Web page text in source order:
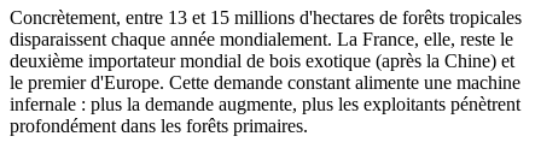
Concrètement, entre 13 et 15 millions d'hectares de forêts tropicales
disparaissent chaque année mondialement. La France, elle, reste le
deuxième importateur mondial de bois exotique (après la Chine) et
le premier d'Europe. Cette demande constant alimente une machine
infernale : plus la demande augmente, plus les exploitants pénètrent
profondément dans les forêts primaires.